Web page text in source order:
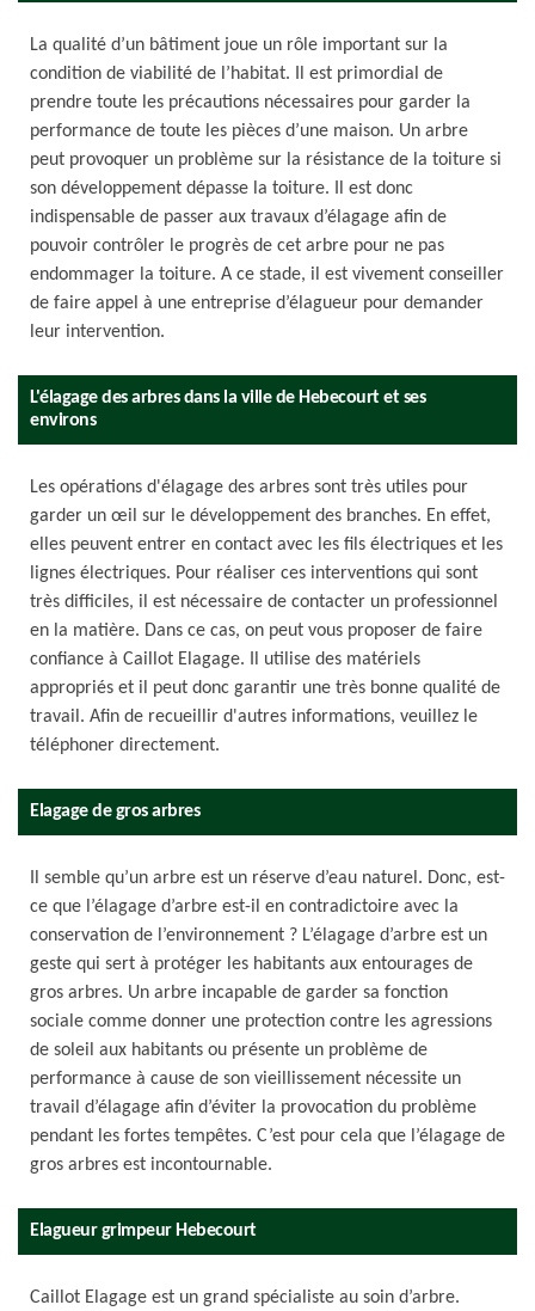
La qualité d’un bâtiment joue un rôle important sur la
condition de viabilité de l’habitat. Il est primordial de
prendre toute les précautions nécessaires pour garder la
performance de toute les pièces d’une maison. Un arbre
peut provoquer un problème sur la résistance de la toiture si
son développement dépasse la toiture. Il est donc
indispensable de passer aux travaux d’élagage afin de
pouvoir contrôler le progrès de cet arbre pour ne pas
endommager la toiture. A ce stade, il est vivement conseiller
de faire appel à une entreprise d’élagueur pour demander
leur intervention.
L'élagage des arbres dans la ville de Hebecourt et ses
environs
Les opérations d'élagage des arbres sont très utiles pour
garder un œil sur le développement des branches. En effet,
elles peuvent entrer en contact avec les fils électriques et les
lignes électriques. Pour réaliser ces interventions qui sont
très difficiles, il est nécessaire de contacter un professionnel
en la matière. Dans ce cas, on peut vous proposer de faire
confiance à Caillot Elagage. Il utilise des matériels
appropriés et il peut donc garantir une très bonne qualité de
travail. Afin de recueillir d'autres informations, veuillez le
téléphoner directement.
Elagage de gros arbres
Il semble qu’un arbre est un réserve d’eau naturel. Donc, est-
ce que l’élagage d’arbre est-il en contradictoire avec la
conservation de l’environnement ? L’élagage d’arbre est un
geste qui sert à protéger les habitants aux entourages de
gros arbres. Un arbre incapable de garder sa fonction
sociale comme donner une protection contre les agressions
de soleil aux habitants ou présente un problème de
performance à cause de son vieillissement nécessite un
travail d’élagage afin d’éviter la provocation du problème
pendant les fortes tempêtes. C’est pour cela que l’élagage de
gros arbres est incontournable.
Elagueur grimpeur Hebecourt
Caillot Elagage est un grand spécialiste au soin d’arbre.